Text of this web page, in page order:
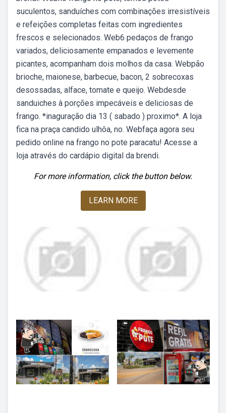
suculentos, sanduíches com combinações irresistíveis
e refeições completas feitas com ingredientes
frescos e selecionados. Web6 pedaços de frango
variados, deliciosamente empanados e levemente
picantes, acompanham dois molhos da casa. Webpão
brioche, maionese, barbecue, bacon, 2 sobrecoxas
desossadas, alface, tomate e queijo. Webdesde
sanduiches à porções impecáveis e deliciosas de
frango. *inaguração dia 13 ( sabado ) proximo*. A loja
fica na praça candido ulhôa, no. Webfaça agora seu
pedido online na frango no pote paracatu! Acesse a
loja através do cardápio digital da brendi.
For more information, click the button below.
LEARN MORE